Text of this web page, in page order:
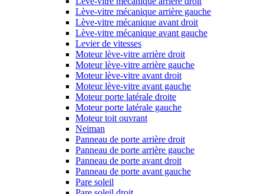
Lève-vitre mécanique arrière gauche
Lève-vitre mécanique avant droit
Lève-vitre mécanique avant gauche
Levier de vitesses
Moteur lève-vitre arrière droit
Moteur lève-vitre arrière gauche
Moteur lève-vitre avant droit
Moteur lève-vitre avant gauche
Moteur porte latérale droite
Moteur porte latérale gauche
Moteur toit ouvrant
Neiman
Panneau de porte arrière droit
Panneau de porte arrière gauche
Panneau de porte avant droit
Panneau de porte avant gauche
Pare soleil